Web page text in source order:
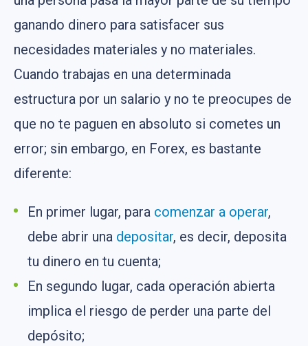
ganando dinero para satisfacer sus
necesidades materiales y no materiales.
Cuando trabajas en una determinada
estructura por un salario y no te preocupes de
que no te paguen en absoluto si cometes un
error; sin embargo, en Forex, es bastante
diferente:
En primer lugar, para comenzar a operar,
debe abrir una depositar, es decir, deposita
tu dinero en tu cuenta;
En segundo lugar, cada operación abierta
implica el riesgo de perder una parte del
depósito;